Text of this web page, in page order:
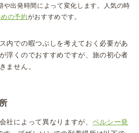
や出発時間によって変化します。人気の時
の予約がおすすめです。
内での暇つぶしを考えておく必要があ
浮くのでおすすめですが、旅の初心者
ません。
社によって異なりますが、 ベルシー発